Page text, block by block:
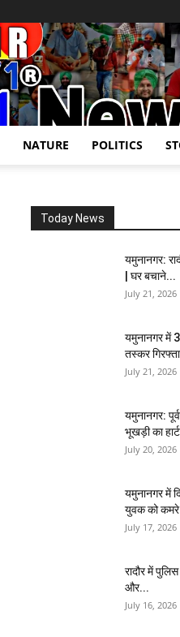
NATURE POLITICS
Today News
यमुनानगर:
| घर बचाने...
July 21, 2026
यमुनानगर में
तस्कर
July 21, 2026
यमुनानगर:
भूखड़ी का
July 20, 2026
यमुनानगर में
युवक को
July 17, 2026
रादौर में
और...
July 16, 2026